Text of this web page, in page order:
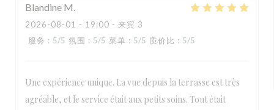
Blandine M
2026-08-01 - 19:00 - 来宾 3
服务 : 5/5 氛围 : 5/5 菜单 : 5/5 质价比 : 5/5
Une expérience unique. La vue depuis la terrasse est très
agréable, et le service était aux petits soins. Tout était